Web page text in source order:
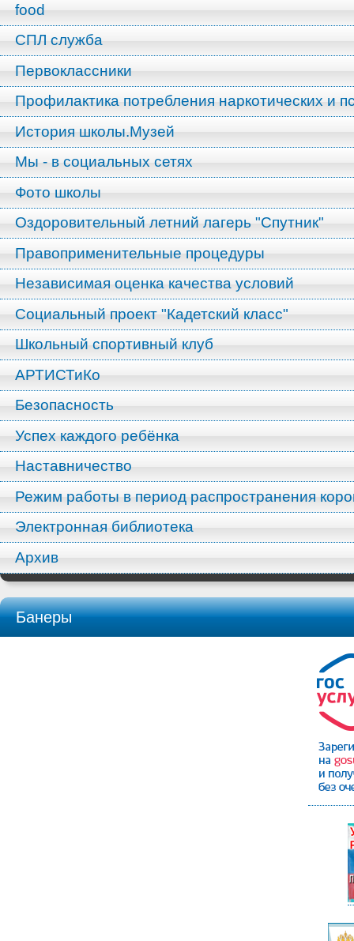
food
СПЛ служба
Первоклассники
Профилактика потребления наркотических и
История школы.Музей
Мы - в социальных сетях
Фото школы
Оздоровительный летний лагерь "Спутник"
Правоприменительные процедуры
Независимая оценка качества условий
Социальный проект "Кадетский класс"
Школьный спортивный клуб
АРТИСТиКо
Безопасность
Успех каждого ребёнка
Наставничество
Режим работы в период распространения
Электронная библиотека
Архив
Банеры